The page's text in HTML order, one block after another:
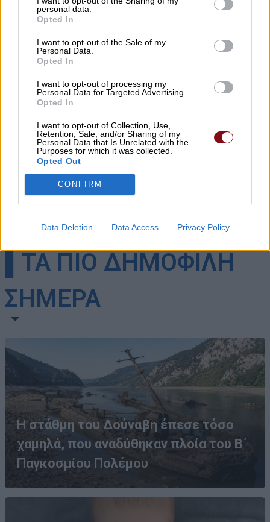
personal data.
Opted In
I want to opt-out of the Sale of my
Personal Data.
Opted In
I want to opt-out of processing my
Personal Data for Targeted Advertising.
Opted In
I want to opt-out of Collection, Use,
Retention, Sale, and/or Sharing of my
Personal Data that Is Unrelated with the
Purposes for which it was collected.
Opted Out
CONFIRM
Data Deletion Data Access Privacy Policy
άρθρου ή μέρους αυτών μόνο αν αναφέρεται ως πηγή το
https://paidis.com/
και υπάρχει ενεργός σύνδεσμος.
Κοινοποιήστε:
Facebook X
▌ΤΑ ΠΙΟ ΔΗΜΟΦΙΛΗ
ΣΗΜΕΡΑ
Η στάθμη του Δούναβη έπεσε τόσο
χαμηλά, που αναδύθηκαν πλοία του Β΄
Παγκοσμίου Πολέμου